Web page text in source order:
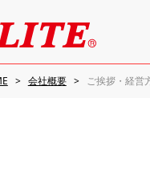
会社概要 ご挨拶・経営